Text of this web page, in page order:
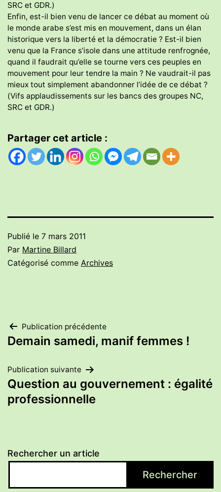
SRC et GDR.)
Enfin, est-il bien venu de lancer ce débat au moment où
le monde arabe s’est mis en mouvement, dans un élan
historique vers la liberté et la démocratie ? Est-il bien
venu que la France s’isole dans une attitude renfrognée,
quand il faudrait qu’elle se tourne vers ces peuples en
mouvement pour leur tendre la main ? Ne vaudrait-il pas
mieux tout simplement abandonner l’idée de ce débat ?
(Vifs applaudissements sur les bancs des groupes NC,
SRC et GDR.)
Partager cet article :
Publié le 7 mars 2011
Par Martine Billard
Catégorisé comme Archives
Navigation
l’article
Publication précédente
Demain samedi, manif femmes !
Publication suivante
Question au gouvernement : égalité
professionnelle
Rechercher un article
Rechercher